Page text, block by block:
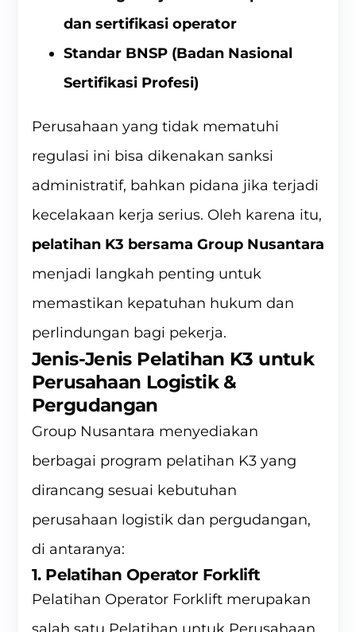
dan sertifikasi operator
Standar BNSP (Badan Nasional
Sertifikasi Profesi)
Perusahaan yang tidak mematuhi
regulasi ini bisa dikenakan sanksi
administratif, bahkan pidana jika terjadi
kecelakaan kerja serius. Oleh karena itu,
pelatihan K3 bersama Group Nusantara
menjadi langkah penting untuk
memastikan kepatuhan hukum dan
perlindungan bagi pekerja.
Jenis-Jenis Pelatihan K3 untuk
Perusahaan Logistik &
Pergudangan
Group Nusantara menyediakan
berbagai program pelatihan K3 yang
dirancang sesuai kebutuhan
perusahaan logistik dan pergudangan,
di antaranya:
1. Pelatihan Operator Forklift
Pelatihan Operator Forklift merupakan